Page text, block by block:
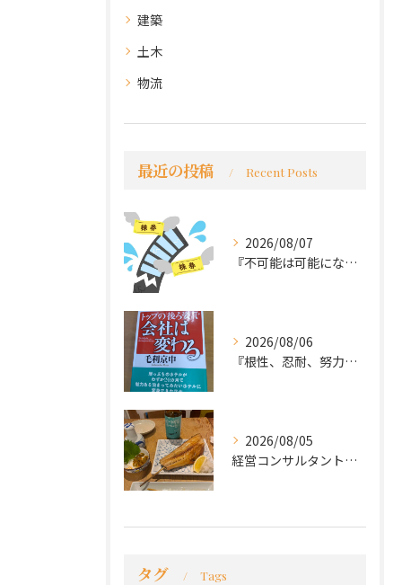
建築
土木
物流
最近の投稿 Recent Posts
2026/08/07
『不可能は可能になる』
2026/08/06
『根性、忍耐、努力という言葉は死語なのか』
2026/08/05
経営コンサルタントのモーちゃん・毛利京申です。
タグ Tags